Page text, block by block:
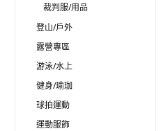
裁判服/用品
登山/戶外
露營專區
游泳/水上
健身/瑜珈
球拍運動
運動服飾